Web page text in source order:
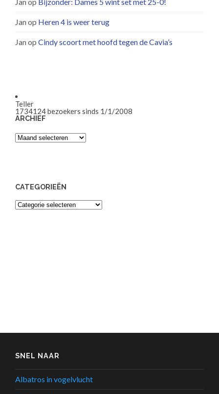
Janop Heren 4 is weer terug
JanopCindy scoort met hoofd tegen de Cavia’s
Teller
1734124bezoekers sinds 1/1/2008
ARCHIEF
Archief
CATEGORIEËN
Categorieën
SNEL NAAR
Albatros in vogelvlucht